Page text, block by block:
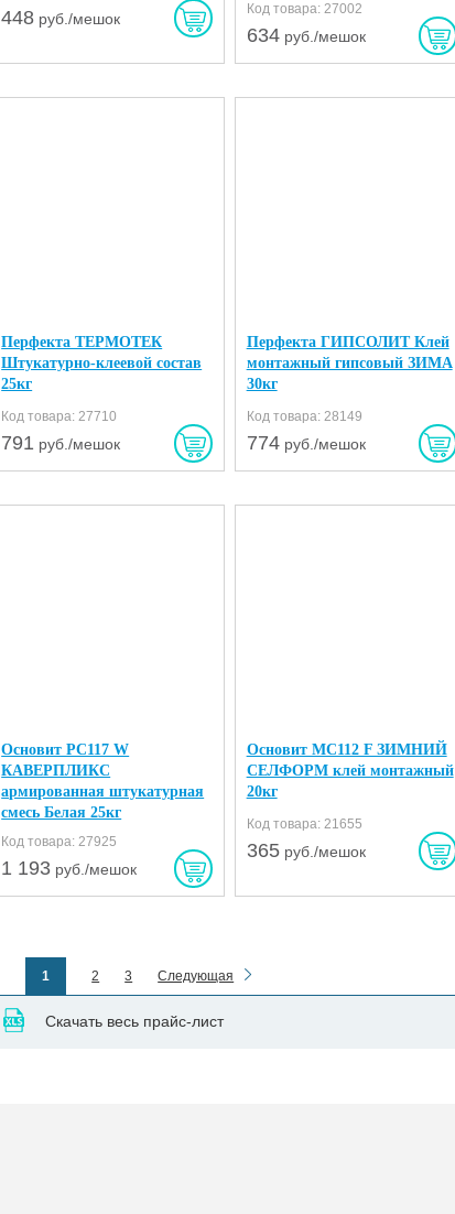
448 руб./мешок
Код товара: 27002
634руб./мешок
Перфекта ТЕРМОТЕК
Штукатурно-клеевой состав
25кг
Код товара: 27710
791 руб./мешок
Перфекта ГИПСОЛИТ Клей
монтажный гипсовый ЗИМА
30кг
Код товара: 28149
774руб./мешок
Основит PC117 W
КАВЕРПЛИКС
армированная штукатурная
смесь Белая 25кг
Код товара: 27925
1 193 руб./мешок
Основит MC112 F ЗИМНИЙ
СЕЛФОРМ клей монтажный
20кг
Код товара: 21655
365руб./мешок
1 2 3 Следующая
Скачать весь прайс-лист